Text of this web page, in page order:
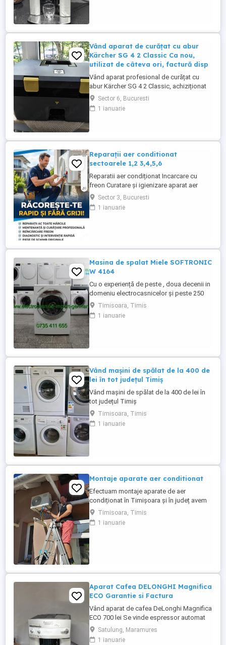
Vând aparat de curățat cu abur
Kärcher SG 4 2 Classic Ca nou,
utilizat de câteva ori, factură disp
Vând aparat profesional de curățat cu
abur Kärcher SG 4 2 Classic, achiziționat
la sfârșitul lunii aprilie 2026. A foat utilizat
doar de câteva ori. -Stare estetică și
tehnică foarte bună, funcționează perfect.
profesional, ...
Sector 6, Bucuresti
1 ianuarie
Reparații aer conditionat
sectoarele 1,2 3,4,5,6
Reparatii aer condiționat Incarcare cu
freon Curatare și igienizare aparat aer
condiționat cu solutii profesionale Revizii
și mentenanță Demontare aparat aer
condiționat
Sector 3, Bucuresti
1 ianuarie
Masina de spalat Miele SOFTRONIC
W 4164
Cu o experiență de peste , doua decenii in
domeniu electrocasnicelor și peste 250
produse pe stoc ! La noi găsiți mașina de
spălat rufe Miele SOFTRONIC W 4164 cu
încărcare frontală, adusa din Germania în
Timisoara, Timis
1 ianuarie
Vând mașini de spălat de la 400 de
lei în tot județul Timiș
Vând mașini de spălat de la 400 de lei în
tot județul Timiș
Timisoara, Timis
1 ianuarie
Montaje aparate aer conditionat
Efectuam montaje aparate de aer
condiționat în Timișoara și în județ avem
experiență de peste 10 ani ,oferim
garanția montajului efectuam igienizarea
,mentenanță aparatelor ,reparam încărcăm
Timisoara, Timis
1 ianuarie
Aparat Cafea DELONGHI Magnifica
ECO Garantie si Factura
Vând aparat de cafea DeLonghi Magnifica
ECO 700 lei Se vinde espressor automat
DeLonghi Magnifica ECO, în stare foarte
bună de funcționare. Prepară espresso,
Satulung, Maramures
1 ianuarie